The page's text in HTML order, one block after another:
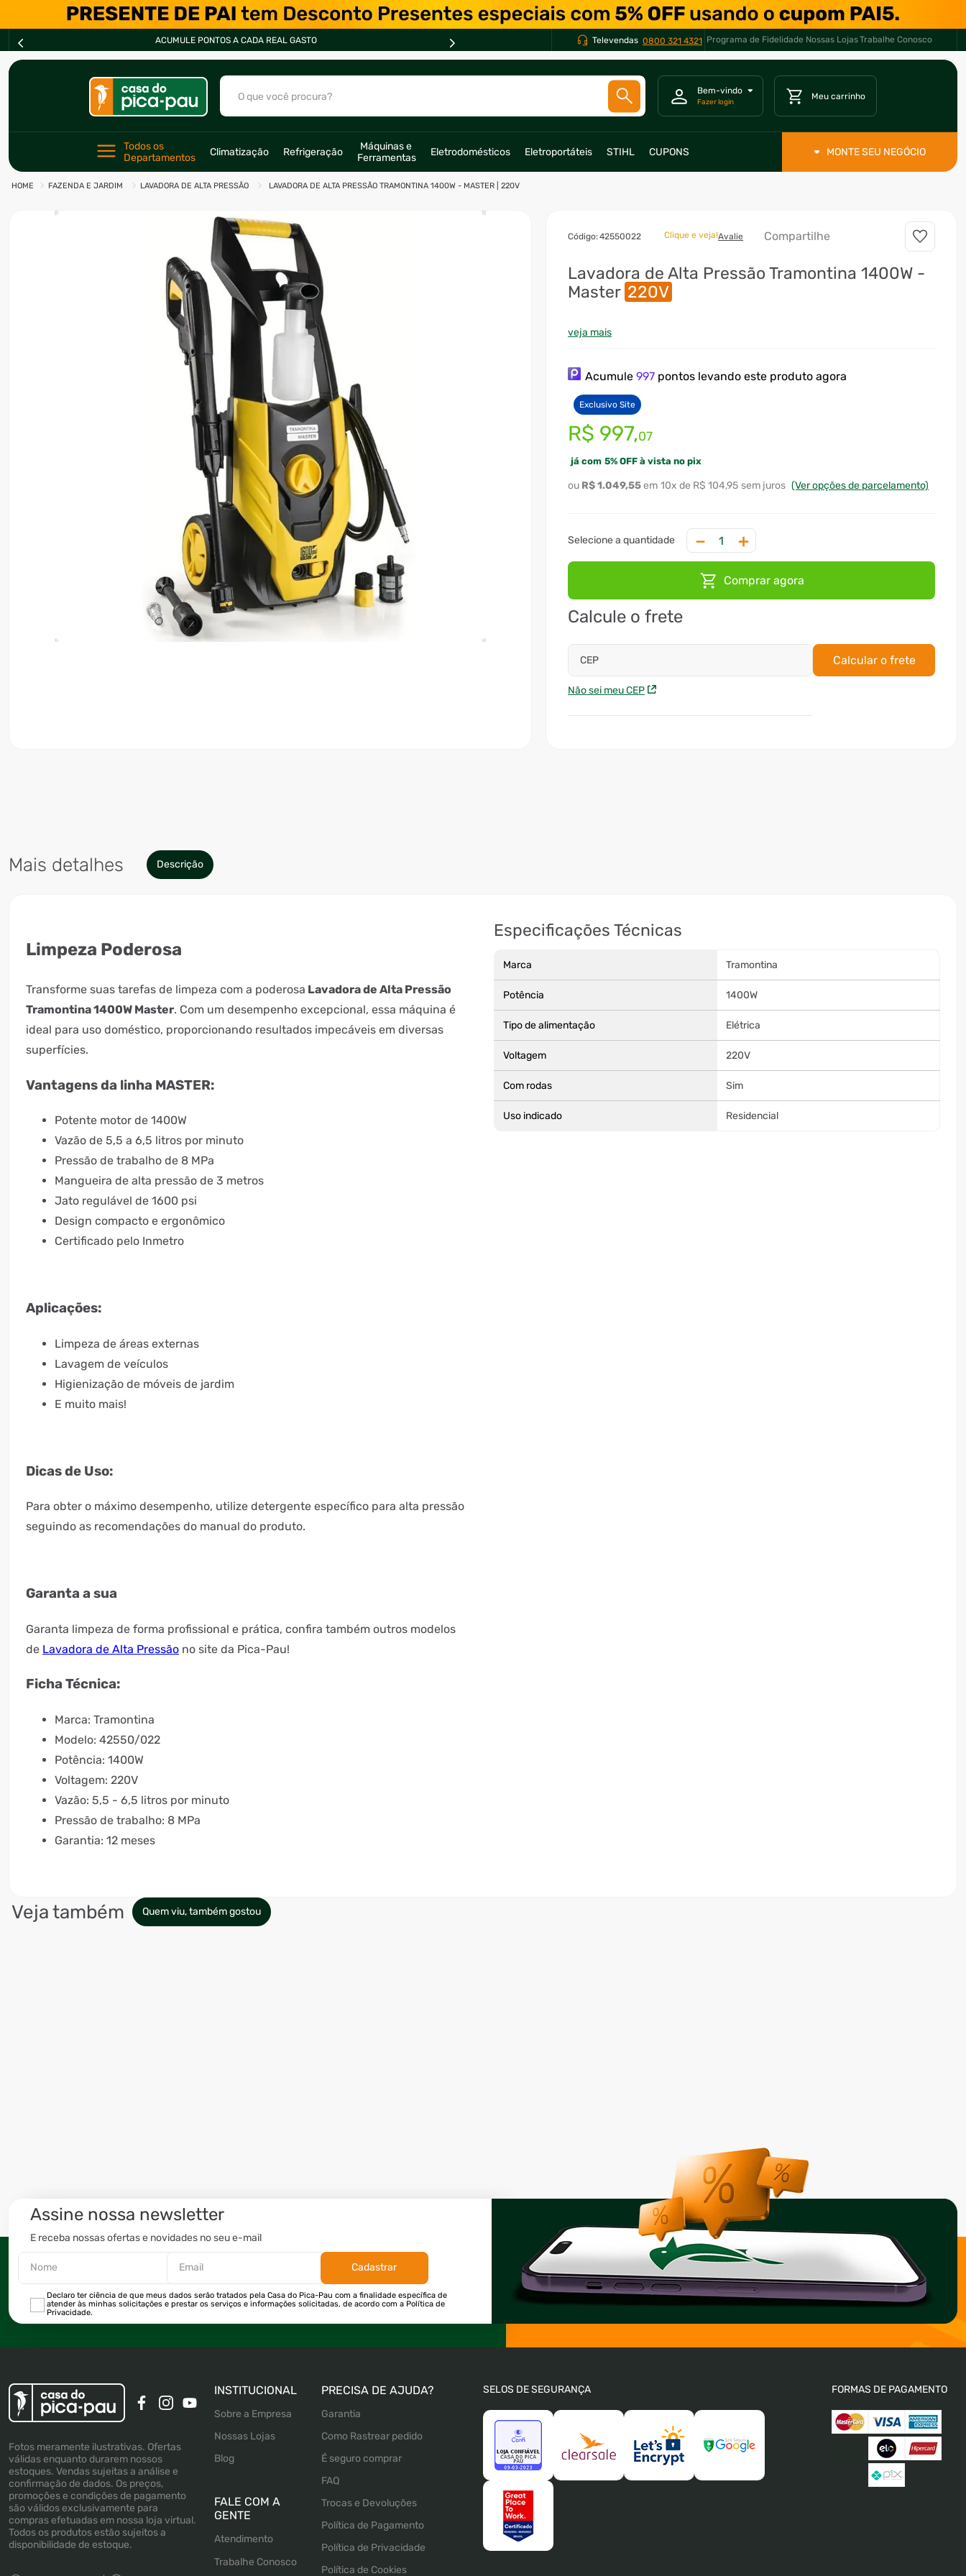
ACUMULE PONTOS A CADA REAL GASTO PARCELE EM ATÉ *10X *Televendas 0800 321 4321 Programa de Fidelidade Nossas LojasTrabalhe Conosco
O que você procura?
Todos os
Departamentos
Climatização Refrigeração
Máquinas e
Ferramentas
Eletrodomésticos Eletroportáteis STIHL CUPONS MONTE SEU NEGÓCIO
FAZENDA E JARDIM LAVADORA DE ALTA PRESSÃO LAVADORA DE ALTA PRESSÃO TRAMONTINA 1400W - MASTER | 220V
:42550022 Clique e veja!Avalie Compartilhe
Lavadora de Alta Pressão Tramontina 1400W -
Master 220V
veja mais
Acumule997 pontos levando este produto agora
Exclusivo Site
R$ 997,07
já com 5% OFF à vista no pix
R$1.049,55 10x R$ 104,95 sem juros (Ver opções de parcelamento)
＋
－
Comprar agora
Calcule o frete
CEP
Não sei meu CEP
Calcular o frete
Mais detalhes Descrição
Limpeza Poderosa
Transforme suas tarefas de limpeza com a poderosa Lavadora de Alta Pressão
Tramontina 1400W Master. Com um desempenho excepcional, essa máquina é
ideal para uso doméstico, proporcionando resultados impecáveis em diversas
superfícies.
Vantagens da linha MASTER:
Potente motor de 1400W
Vazão de 5,5 a 6,5 litros por minuto
Pressão de trabalho de 8 MPa
Mangueira de alta pressão de 3 metros
Jato regulável de 1600 psi
Design compacto e ergonômico
Certificado pelo Inmetro
Aplicações:
Limpeza de áreas externas
Lavagem de veículos
Higienização de móveis de jardim
E muito mais!
Dicas de Uso:
Para obter o máximo desempenho, utilize detergente específico para alta pressão
seguindo as recomendações do manual do produto.
Garanta a sua
Garanta limpeza de forma profissional e prática, confira também outros modelos
de Lavadora de Alta Pressão no site da Pica-Pau!
Ficha Técnica:
Marca: Tramontina
Modelo: 42550/022
Potência: 1400W
Voltagem: 220V
Vazão: 5,5 - 6,5 litros por minuto
Pressão de trabalho: 8 MPa
Garantia: 12 meses
Especificações Técnicas
Marca Tramontina
Potência 1400W
Tipo de alimentação Elétrica
Voltagem 220V
Com rodas Sim
Uso indicado Residencial
Veja também Quem viu, também gostou
Assine nossa newsletter
E receba nossas ofertas e novidades no seu e-mail
Cadastrar
Declaro ter ciência de que meus dados serão tratados pela Casa do Pica-Pau com a finalidade específica de
atender às minhas solicitações e prestar os serviços e informações solicitadas, de acordo com a Política de
Privacidade.
Fotos meramente ilustrativas. Ofertas
válidas enquanto durarem nossos
estoques. Vendas sujeitas a análise e
confirmação de dados. Os preços,
promoções e condições de pagamento
são válidos exclusivamente para
compras efetuadas em nossa loja virtual.
Todos os produtos estão sujeitos a
disponibilidade de estoque.
INSTITUCIONAL
Sobre a Empresa
Nossas Lojas
Blog
FALE COM A
GENTE
Trabalhe Conosco
Atendimento
PRECISA DE AJUDA?
Garantia
Como Rastrear pedido
É seguro comprar
FAQ
Trocas e Devoluções
Política de Pagamento
Política de Privacidade
Política de Cookies
SELOS DE SEGURANÇA FORMAS DE PAGAMENTO
2º
freezer
3º
forno
4º
fogão
cervejeira
6º
soprador
motosserra
ventilador
climatizador
10
lavadora